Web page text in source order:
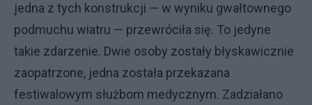
jedna z tych konstrukcji — w wyniku gwałtownego
podmuchu wiatru — przewróciła się. To jedyne
takie zdarzenie. Dwie osoby zostały błyskawicznie
zaopatrzone, jedna została przekazana
festiwalowym służbom medycznym. Zadziałano